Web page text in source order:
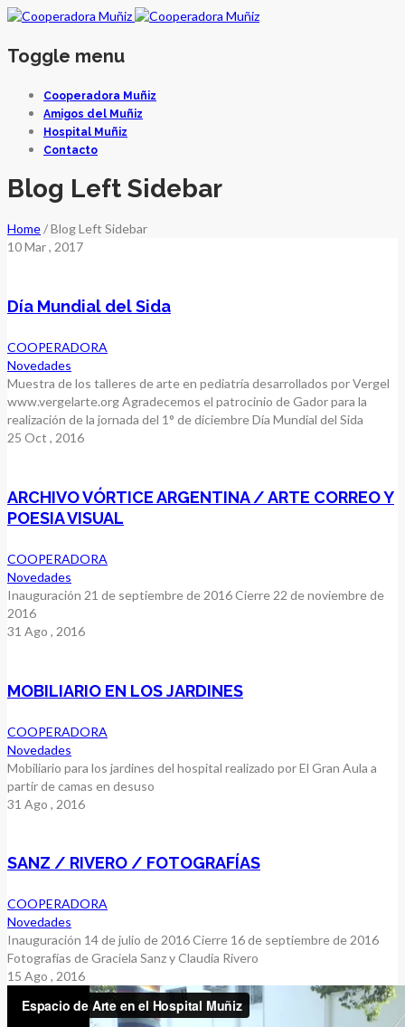
Toggle menu
Skip
content
Cooperadora Muñiz
Amigos del Muñiz
Hospital Muñiz
Contacto
Blog Left Sidebar
Home/Blog Left Sidebar
10Mar, 2017
Día Mundial del Sida
COOPERADORA
Novedades
Muestra de los talleres de arte en pediatría desarrollados por Vergel
www.vergelarte.org Agradecemos el patrocinio de Gador para la
realización de la jornada del 1° de diciembre Día Mundial del Sida
25 Oct , 2016
ARCHIVO VÓRTICE ARGENTINA / ARTE CORREO Y
POESIA VISUAL
COOPERADORA
Novedades
Inauguración 21 de septiembre de 2016 Cierre 22 de noviembre de
2016
31 Ago , 2016
MOBILIARIO EN LOS JARDINES
COOPERADORA
Novedades
Mobiliario para los jardines del hospital realizado por El Gran Aula a
partir de camas en desuso
31 Ago , 2016
SANZ / RIVERO / FOTOGRAFÍAS
COOPERADORA
Novedades
Inauguración 14 de julio de 2016 Cierre 16 de septiembre de 2016
Fotografías de Graciela Sanz y Claudia Rivero
15 Ago , 2016